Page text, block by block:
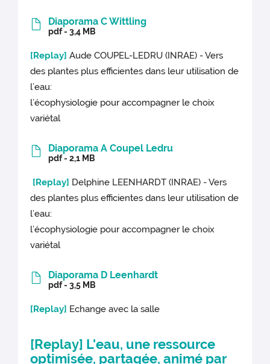
Diaporama C Wittling
pdf - 3,4 MB
[Replay] Aude COUPEL-LEDRU (INRAE) - Vers
des plantes plus efficientes dans leur utilisation de
l’eau:
l’écophysiologie pour accompagner le choix
variétal
Diaporama A Coupel Ledru
pdf - 2,1 MB
[Replay] Delphine LEENHARDT (INRAE) - Vers
des plantes plus efficientes dans leur utilisation de
l’eau:
l’écophysiologie pour accompagner le choix
variétal
Diaporama D Leenhardt
pdf - 3,5 MB
[Replay] Echange avec la salle
[Replay] L'eau, une ressource
optimisée, partagée, animé par